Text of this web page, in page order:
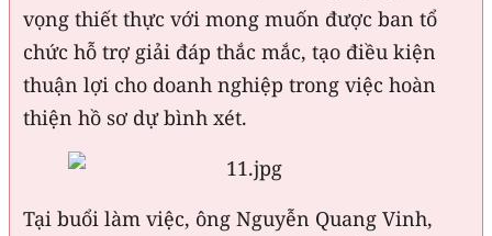
vọng thiết thực với mong muốn được ban tổ
chức hỗ trợ giải đáp thắc mắc, tạo điều kiện
thuận lợi cho doanh nghiệp trong việc hoàn
thiện hồ sơ dự bình xét.
Tại buổi làm việc, ông Nguyễn Quang Vinh,